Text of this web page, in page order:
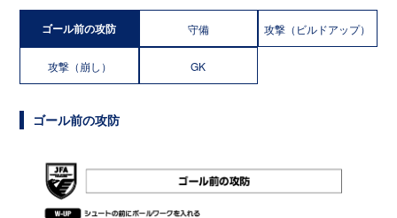
ゴール前の攻防 守備 攻撃（ビルドアップ）
攻撃（崩し） GK
ゴール前の攻防